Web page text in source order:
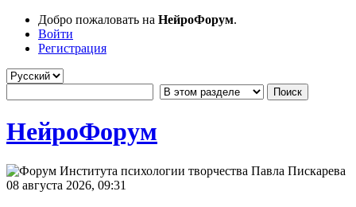
Добро пожаловать на НейроФорум.
Войти
Регистрация
НейроФорум
08 августа 2026, 09:31